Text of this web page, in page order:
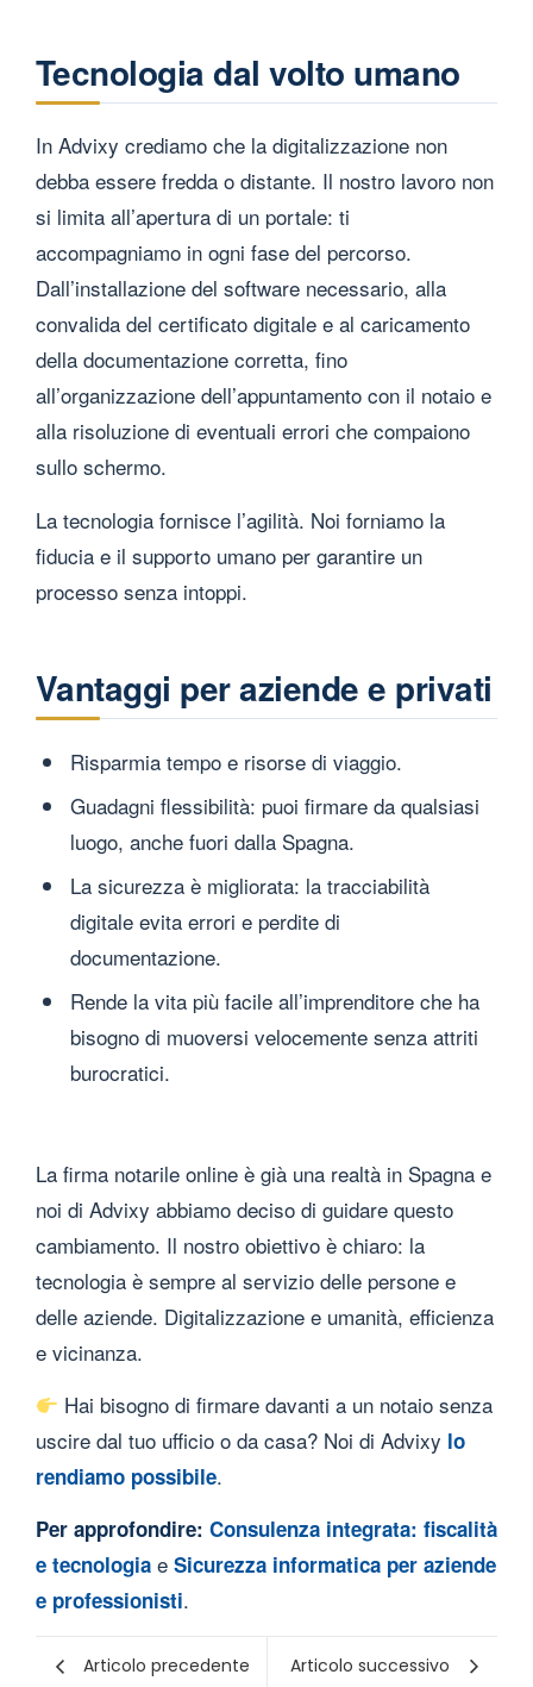
Tecnologia dal volto umano
In Advixy crediamo che la digitalizzazione non
debba essere fredda o distante. Il nostro lavoro non
si limita all’apertura di un portale: ti
accompagniamo in ogni fase del percorso.
Dall’installazione del software necessario, alla
convalida del certificato digitale e al caricamento
della documentazione corretta, fino
all’organizzazione dell’appuntamento con il notaio e
alla risoluzione di eventuali errori che compaiono
sullo schermo.
La tecnologia fornisce l’agilità. Noi forniamo la
fiducia e il supporto umano per garantire un
processo senza intoppi.
Vantaggi per aziende e privati
Risparmia tempo e risorse di viaggio.
Guadagni flessibilità: puoi firmare da qualsiasi
luogo, anche fuori dalla Spagna.
La sicurezza è migliorata: la tracciabilità
digitale evita errori e perdite di
documentazione.
Rende la vita più facile all’imprenditore che ha
bisogno di muoversi velocemente senza attriti
burocratici.
La firma notarile online è già una realtà in Spagna e
noi di Advixy abbiamo deciso di guidare questo
cambiamento. Il nostro obiettivo è chiaro: la
tecnologia è sempre al servizio delle persone e
delle aziende. Digitalizzazione e umanità, efficienza
e vicinanza.
Hai bisogno di firmare davanti a un notaio senza
uscire dal tuo ufficio o da casa? Noi di Advixy lo
rendiamo possibile.
Per approfondire: Consulenza integrata: fiscalità
e tecnologia e Sicurezza informatica per aziende
e professionisti.
Articolo precedente Articolo successivo